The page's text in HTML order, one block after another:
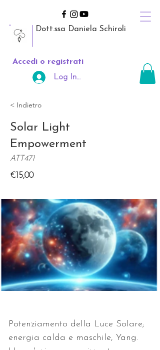
Dott.ssa Daniela Schiroli
Accedi o registrati
Log In Area Riservata
< Indietro
Solar Light
Empowerment
ATT471
€15,00
Potenziamento della Luce Solare;
energia calda e maschile, Yang.